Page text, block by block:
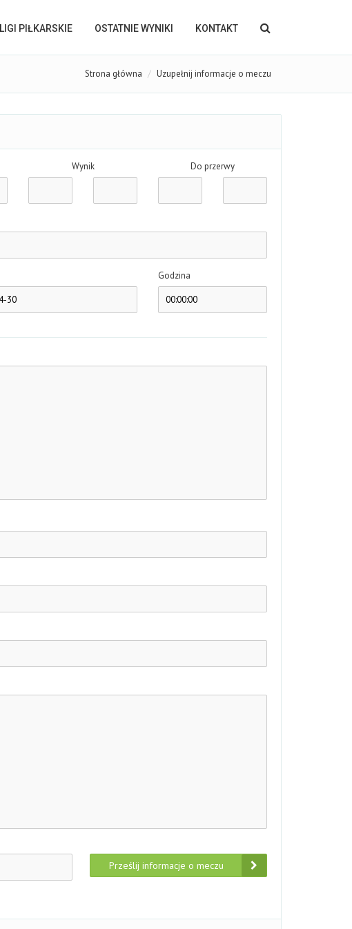
LIGI PIŁKARSKIE OSTATNIE WYNIKI KONTAKT
Strona główna Uzupełnij informacje o meczu
Wynik Do przerwy
Godzina
Prześlij informacje o meczu